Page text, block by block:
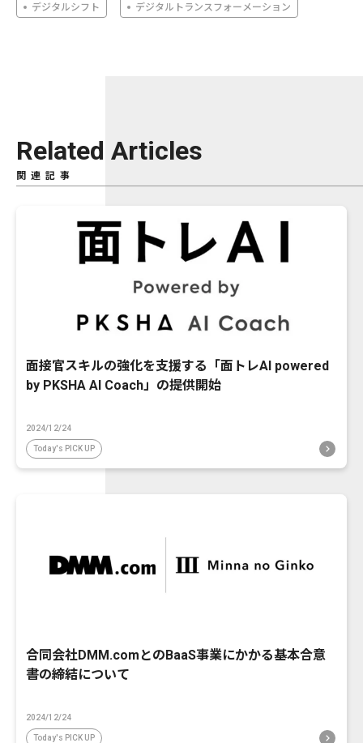
デジタルシフト デジタルトランスフォーメーション
Related Articles
関連記事
面接官スキルの強化を支援する「面トレAI powered
by PKSHA AI Coach」の提供開始
2024/12/24
Today's PICK UP
合同会社DMM.comとのBaaS事業にかかる基本合意
書の締結について
2024/12/24
Today's PICK UP